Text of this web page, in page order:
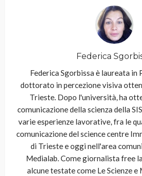
Federica
Federica Sgorbissa è laureata in
dottorato in percezione visiva
Trieste. Dopo l'università, ha
comunicazione della scienza della
varie esperienze lavorative, fra le
comunicazione del science centre
di Trieste e oggi nell'area
Medialab. Come giornalista free
alcune testate come Le Scienze